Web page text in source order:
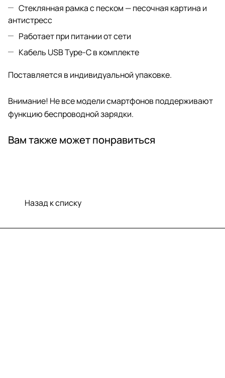
Стеклянная рамка с песком — песочная картина и
антистресс
Работает при питании от сети
Кабель USB Type-C в комплекте
Поставляется в индивидуальной упаковке.
Внимание! Не все модели смартфонов поддерживают
функцию беспроводной зарядки.
Вам также может понравиться
Назад к списку